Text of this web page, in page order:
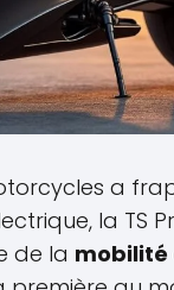
a
la TS
de la mobilité